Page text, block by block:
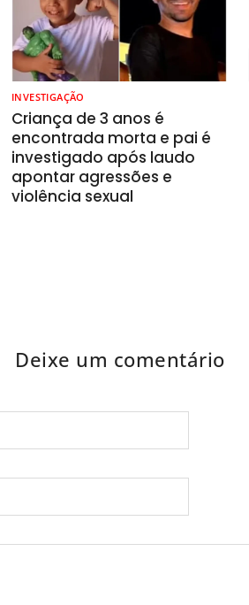
INVESTIGAÇÃO
Criança de 3 anos é
encontrada morta e pai é
investigado após laudo
apontar agressões e
violência sexual
Deixe um comentário